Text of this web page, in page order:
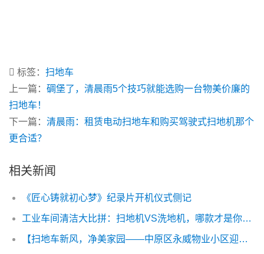
标签： 扫地车
上一篇： 碉堡了，清晨雨5个技巧就能选购一台物美价廉的
扫地车！
下一篇： 清晨雨：租赁电动扫地车和购买驾驶式扫地机那个
更合适？
相关新闻
《匠心铸就初心梦》纪录片开机仪式侧记
工业车间清洁大比拼：扫地机VS洗地机，哪款才是你的菜？
【扫地车新风，净美家园——中原区永威物业小区迎来环保清扫新伙伴】